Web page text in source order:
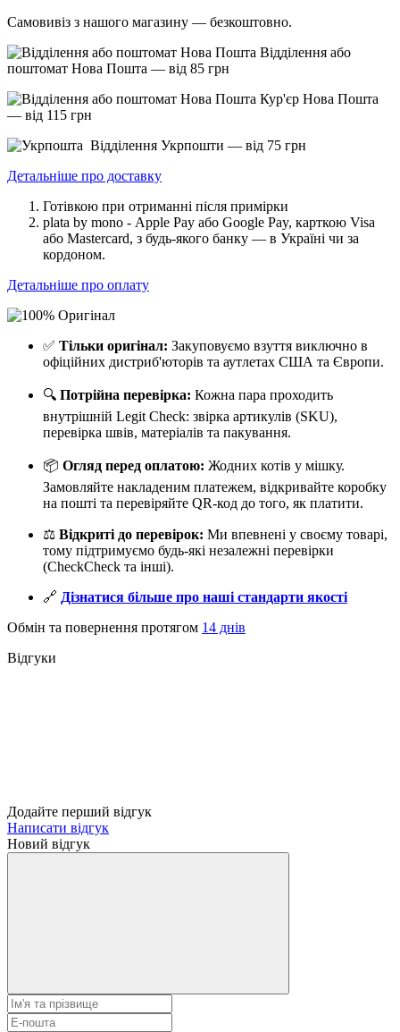
Самовивіз з нашого магазину — безкоштовно.
Відділення або
поштомат Нова Пошта — від 85 грн
Кур'єр Нова Пошта
— від 115 грн
Відділення Укрпошти — від 75 грн
Детальніше про доставку
Готівкою при отриманні після примірки
plata by mono - Apple Pay або Google Pay, карткою Visa
або Mastercard, з будь-якого банку — в Україні чи за
кордоном.
Детальніше про оплату
✅ Тільки оригінал: Закуповуємо взуття виключно в
офіційних дистриб'юторів та аутлетах США та Європи.
🔍 Потрійна перевірка: Кожна пара проходить
внутрішній Legit Check: звірка артикулів (SKU),
перевірка швів, матеріалів та пакування.
📦 Огляд перед оплатою: Жодних котів у мішку.
Замовляйте накладеним платежем, відкривайте коробку
на пошті та перевіряйте QR-код до того, як платити.
⚖️ Відкриті до перевірок: Ми впевнені у своєму товарі,
тому підтримуємо будь-які незалежні перевірки
(CheckCheck та інші).
🔗 Дізнатися більше про наші стандарти якості
Обмін та повернення протягом 14 днів
Відгуки
Додайте перший відгук
Написати відгук
Новий відгук